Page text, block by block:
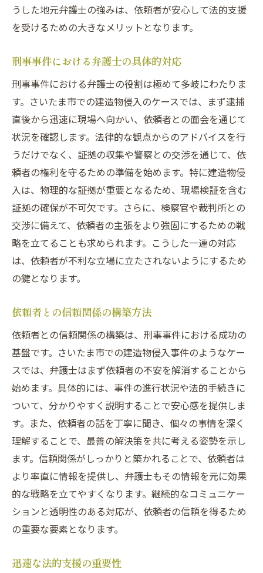
うした地元弁護士の強みは、依頼者が安心して法的支援
を受けるための大きなメリットとなります。
刑事事件における弁護士の具体的対応
刑事事件における弁護士の役割は極めて多岐にわたりま
す。さいたま市での建造物侵入のケースでは、まず逮捕
直後から迅速に現場へ向かい、依頼者との面会を通じて
状況を確認します。法律的な観点からのアドバイスを行
うだけでなく、証拠の収集や警察との交渉を通じて、依
頼者の権利を守るための準備を始めます。特に建造物侵
入は、物理的な証拠が重要となるため、現場検証を含む
証拠の確保が不可欠です。さらに、検察官や裁判所との
交渉に備えて、依頼者の主張をより強固にするための戦
略を立てることも求められます。こうした一連の対応
は、依頼者が不利な立場に立たされないようにするため
の鍵となります。
依頼者との信頼関係の構築方法
依頼者との信頼関係の構築は、刑事事件における成功の
基盤です。さいたま市での建造物侵入事件のようなケー
スでは、弁護士はまず依頼者の不安を解消することから
始めます。具体的には、事件の進行状況や法的手続きに
ついて、分かりやすく説明することで安心感を提供しま
す。また、依頼者の話を丁寧に聞き、個々の事情を深く
理解することで、最善の解決策を共に考える姿勢を示し
ます。信頼関係がしっかりと築かれることで、依頼者は
より率直に情報を提供し、弁護士もその情報を元に効果
的な戦略を立てやすくなります。継続的なコミュニケー
ションと透明性のある対応が、依頼者の信頼を得るため
の重要な要素となります。
迅速な法的支援の重要性